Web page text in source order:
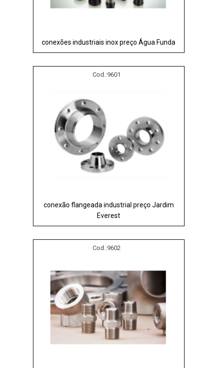
conexões industriais inox preço Água Funda
Cod.:9601
conexão flangeada industrial preço Jardim
Everest
Cod.:9602